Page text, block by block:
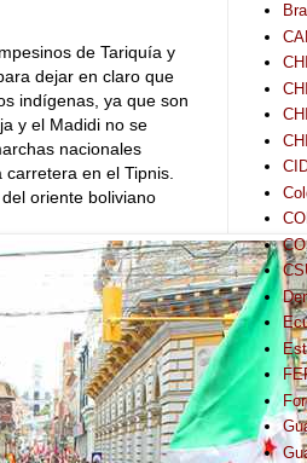
de Tariquía y
dejar en claro que
indígenas, ya que son
y el Madidi no se
nacionales
en el Tipnis.
oriente boliviano